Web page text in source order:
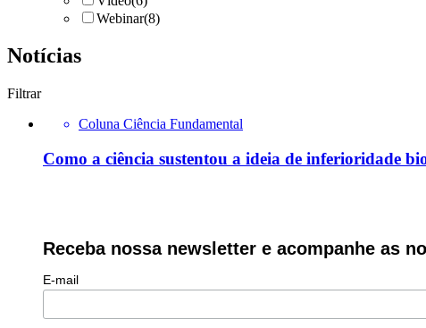
Webinar(8)
Notícias
Filtrar
Coluna Ciência Fundamental
Como a ciência sustentou a ideia de inferioridade
Receba nossa newsletter e acompanhe as
E-mail